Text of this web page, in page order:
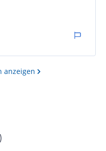
anzeigen
)